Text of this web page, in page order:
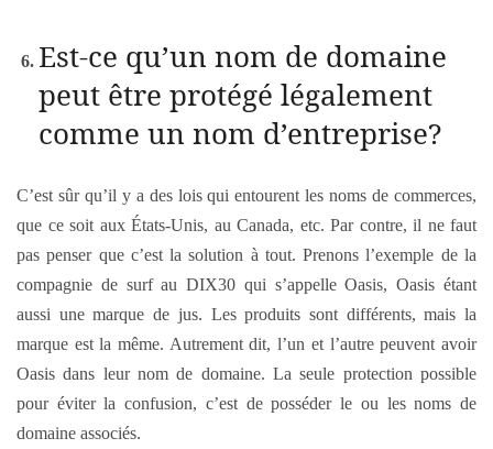
Est-ce qu’un nom de domaine
peut être protégé légalement
comme un nom d’entreprise?
C’est sûr qu’il y a des lois qui entourent les noms de commerces,
que ce soit aux États-Unis, au Canada, etc. Par contre, il ne faut
pas penser que c’est la solution à tout. Prenons l’exemple de la
compagnie de surf au DIX30 qui s’appelle Oasis, Oasis étant
aussi une marque de jus. Les produits sont différents, mais la
marque est la même. Autrement dit, l’un et l’autre peuvent avoir
Oasis dans leur nom de domaine. La seule protection possible
pour éviter la confusion, c’est de posséder le ou les noms de
domaine associés.